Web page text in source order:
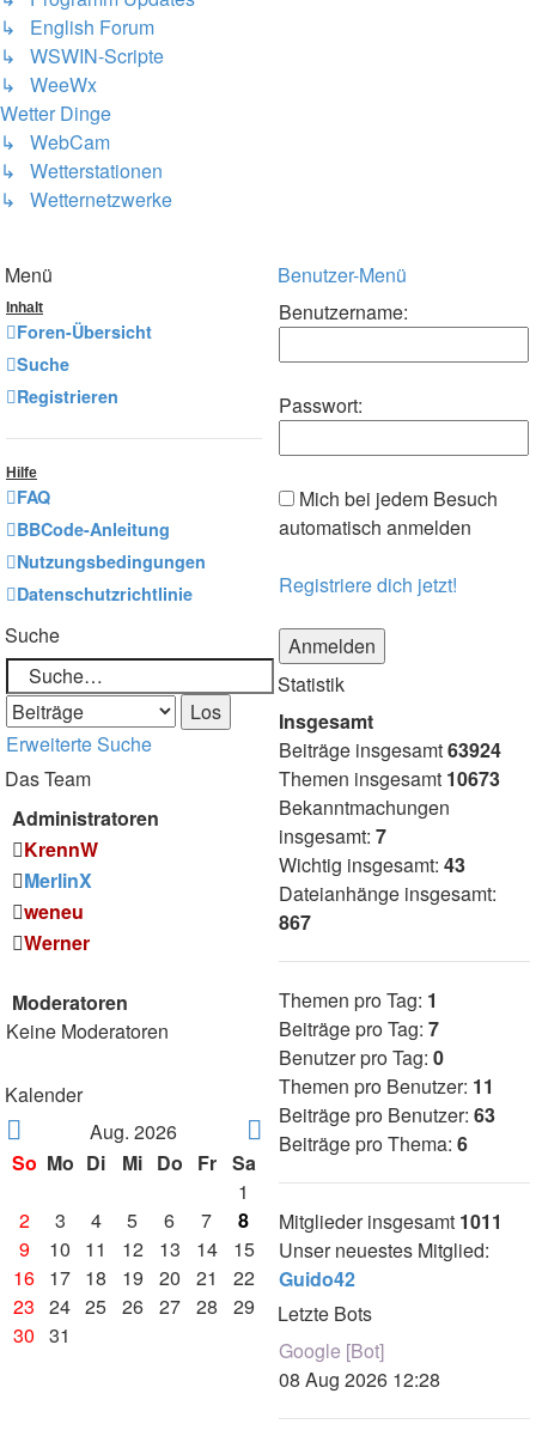
↳ English Forum
↳ WSWIN-Scripte
↳ WeeWx
Wetter Dinge
↳ WebCam
↳ Wetterstationen
↳ Wetternetzwerke
Menü
Inhalt
Foren-Übersicht
Suche
Registrieren
Hilfe
FAQ
BBCode-Anleitung
Nutzungsbedingungen
Datenschutzrichtlinie
Suche
Erweiterte Suche
Das Team
Administratoren
KrennW
MerlinX
weneu
Werner
Moderatoren
Keine Moderatoren
Kalender
Aug. 2026
So Mo Di Mi Do Fr Sa
1
2
3 4 5 6 7
8
9
10 11 12 13 14
15
16 17 18 19 20 21
22
23 24 25 26 27 28
29
30 31
Benutzer-Menü
Benutzername:
Passwort:
Mich bei jedem Besuch
automatisch anmelden
Registriere dich jetzt!
Statistik
Insgesamt
Beiträge insgesamt63924
Themen insgesamt 10673
Bekanntmachungen
insgesamt:7
Wichtig insgesamt:43
Dateianhänge insgesamt:
867
Themen pro Tag: 1
Beiträge pro Tag:7
Benutzer pro Tag:0
Themen pro Benutzer: 11
Beiträge pro Benutzer:63
Beiträge pro Thema:6
Mitglieder insgesamt 1011
Unser neuestes Mitglied:
Guido42
Letzte Bots
Google [Bot]
08 Aug 2026 12:28